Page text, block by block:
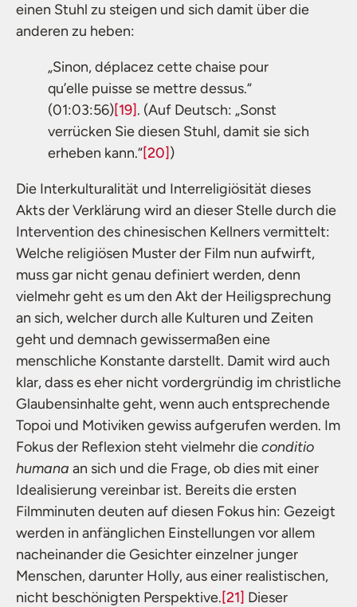
einen Stuhl zu steigen und sich damit über die
anderen zu heben:
„Sinon, déplacez cette chaise pour
qu’elle puisse se mettre dessus.“
(01:03:56)[19]. (Auf Deutsch: „Sonst
verrücken Sie diesen Stuhl, damit sie sich
erheben kann.“[20])
Die Interkulturalität und Interreligiösität dieses
Akts der Verklärung wird an dieser Stelle durch die
Intervention des chinesischen Kellners vermittelt:
Welche religiösen Muster der Film nun aufwirft,
muss gar nicht genau definiert werden, denn
vielmehr geht es um den Akt der Heiligsprechung
an sich, welcher durch alle Kulturen und Zeiten
geht und demnach gewissermaßen eine
menschliche Konstante darstellt. Damit wird auch
klar, dass es eher nicht vordergründig im christliche
Glaubensinhalte geht, wenn auch entsprechende
Topoi und Motiviken gewiss aufgerufen werden. Im
Fokus der Reflexion steht vielmehr dieconditio
humana an sich und die Frage, ob dies mit einer
Idealisierung vereinbar ist. Bereits die ersten
Filmminuten deuten auf diesen Fokus hin: Gezeigt
werden in anfänglichen Einstellungen vor allem
nacheinander die Gesichter einzelner junger
Menschen, darunter Holly, aus einer realistischen,
nicht beschönigten Perspektive.[21] Dieser